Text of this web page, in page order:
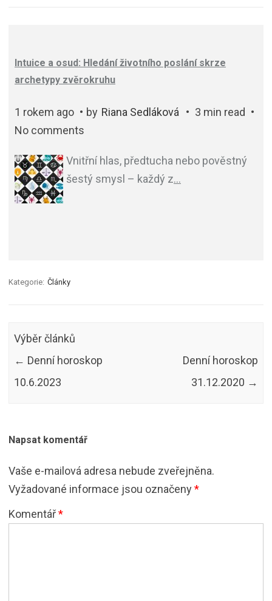
Intuice a osud: Hledání životního poslání skrze
archetypy zvěrokruhu
1 rokem ago by Riana Sedláková
3 min read
No comments
Vnitřní hlas, předtucha nebo pověstný
šestý smysl – každý z…
Kategorie: Články
Výběr článků
← Denní horoskop
10.6.2023
Denní horoskop
31.12.2020 →
Napsat komentář
Vaše e-mailová adresa nebude zveřejněna.
Vyžadované informace jsou označeny*
Komentář*